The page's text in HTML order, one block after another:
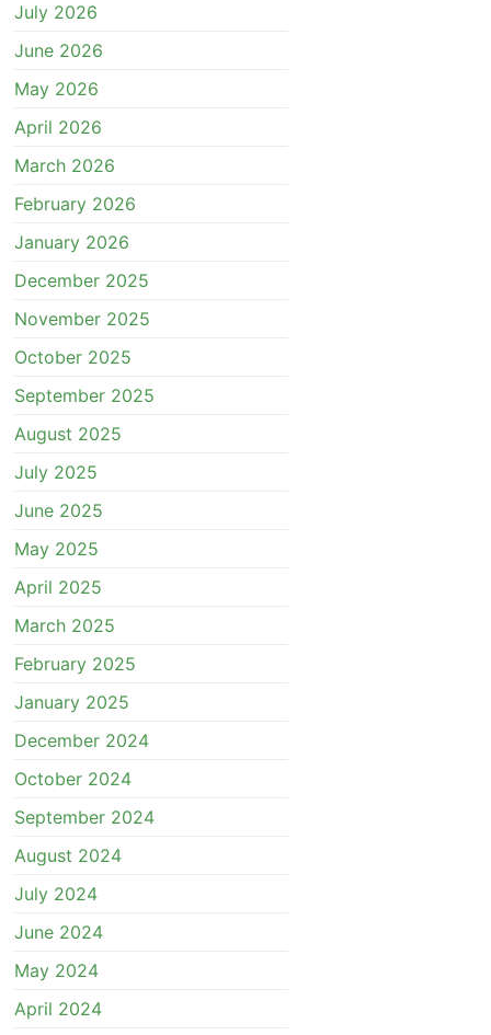
July 2026
June 2026
May 2026
April 2026
March 2026
February 2026
January 2026
December 2025
November 2025
October 2025
September 2025
August 2025
July 2025
June 2025
May 2025
April 2025
March 2025
February 2025
January 2025
December 2024
October 2024
September 2024
August 2024
July 2024
June 2024
May 2024
April 2024